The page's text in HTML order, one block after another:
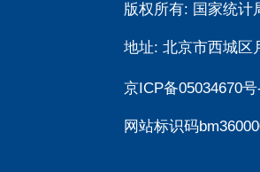
版权所有: 国家统
地址: 北京市西城区
京ICP备05034670
网站标识码